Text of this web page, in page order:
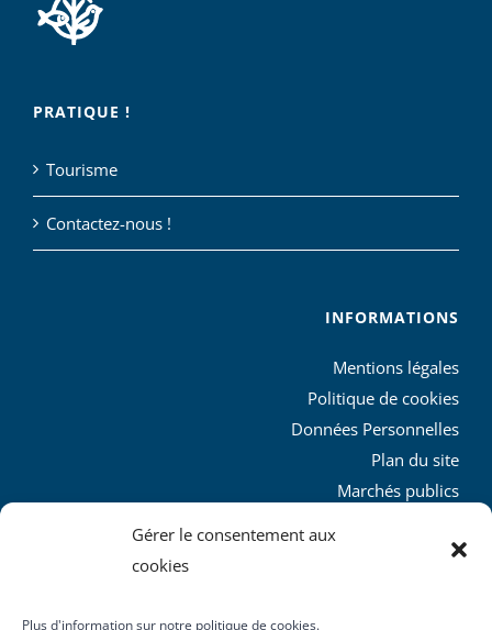
Gérer le consentement aux
cookies
Plus d'information sur notre politique de cookies.
PRATIQUE !
Tourisme
Contactez-nous !
INFORMATIONS
Mentions légales
Politique de cookies
Données Personnelles
Plan du site
Marchés publics
L’agglo recrute